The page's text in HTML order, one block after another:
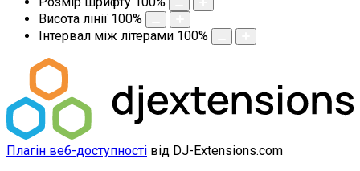
Висота лінії 100%
Інтервал між літерами 100%
Плагін веб-доступності від DJ-Extensions.com